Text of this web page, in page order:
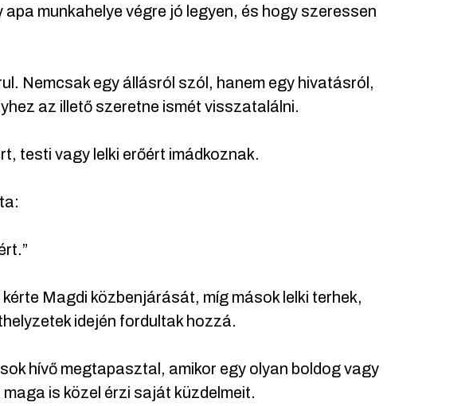
munkahelye végre jó legyen, és hogy szeressen
Nemcsak egy állásról szól, hanem egy hivatásról,
az illető szeretne ismét visszatalálni.
testi vagy lelki erőért imádkoznak.
Magdi közbenjárását, míg mások lelki terhek,
idején fordultak hozzá.
hívő megtapasztal, amikor egy olyan boldog vagy
is közel érzi saját küzdelmeit.